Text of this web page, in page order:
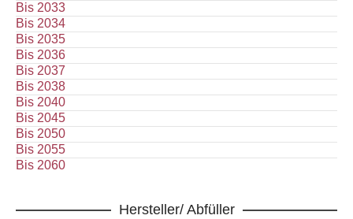
Bis 2033
Bis 2034
Bis 2035
Bis 2036
Bis 2037
Bis 2038
Bis 2040
Bis 2045
Bis 2050
Bis 2055
Bis 2060
Hersteller/ Abfüller